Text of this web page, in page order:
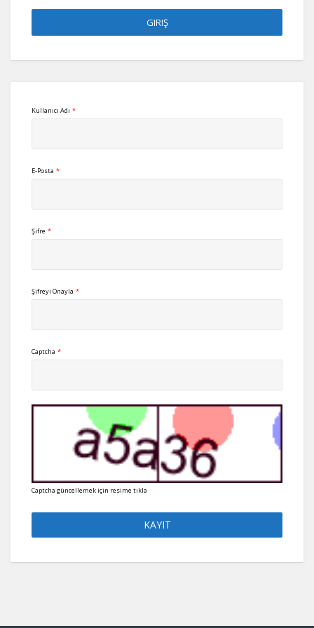
Kullanıcı Adı *
E-Posta *
Şifre *
Şifreyi Onayla *
Captcha *
Captcha güncellemek için resime tıkla